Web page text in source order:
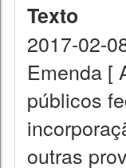
Texto
2017-02-
Emenda [
públicos
outras